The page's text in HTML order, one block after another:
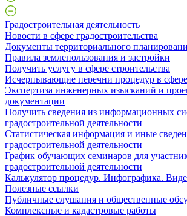
Градостроительная деятельность
Новости в сфере градостроительства
Документы территориального
Правила землепользования и застройки
Получить услугу в сфере строительства
Исчерпывающие перечни процедур в сфере
Экспертиза инженерных изысканий и
документации
Получить сведения из информационных
градостроительной деятельности
Статистическая информация и иные
градостроительной деятельности
График обучающих семинаров для
градостроительной деятельности
Калькулятор процедур. Инфографика.
Полезные ссылки
Публичные слушания и общественные
Комплексные и кадастровые работы